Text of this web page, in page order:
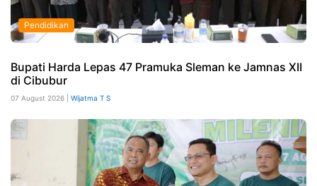
Pendidikan
Bupati Harda Lepas 47 Pramuka Sleman ke Jamnas XII
di Cibubur
07 August 2026 | Wijatma T S